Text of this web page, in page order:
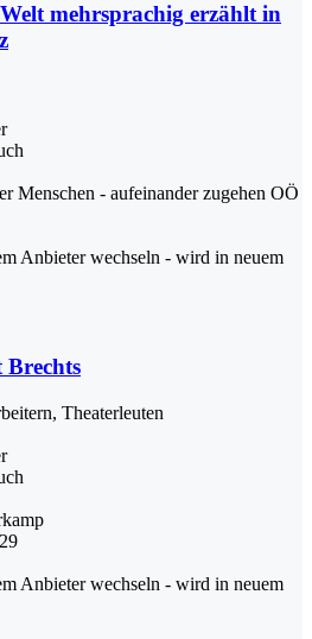
mehrsprachig erzählt in
Menschen - aufeinander zugehen OÖ
Anbieter wechseln - wird in neuem
Theaterleuten
Anbieter wechseln - wird in neuem